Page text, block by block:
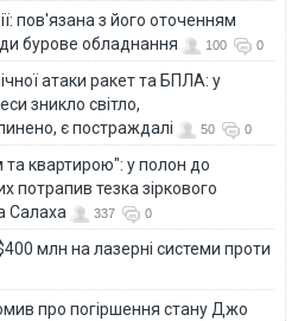
пов'язана з його оточенням
бурове обладнання
100 0
атаки ракет та БПЛА: у
зникло світло,
є постраждалі
50 0
та квартирою": у полон до
потрапив тезка зіркового
Салаха
337 0
млн на лазерні системи проти
про погіршення стану Джо